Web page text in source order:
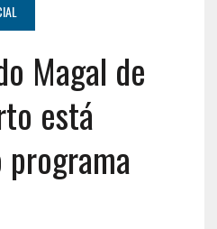
Magal de
está